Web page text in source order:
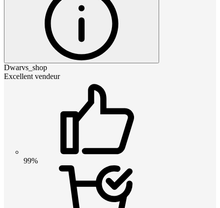
Dwarvs_shop
Excellent vendeur
99%